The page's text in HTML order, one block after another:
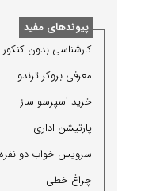
پیوندهای مفید
كارشناسی بدون كنكور
معرفی بروكر ترندو
خرید اسپرسو ساز
پارتیشن اداری
سرویس خواب دو نفره
چراغ خطی